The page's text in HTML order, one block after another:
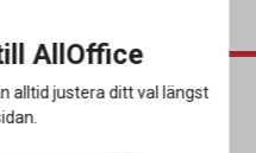
AllOffice
alltid justera ditt val längst